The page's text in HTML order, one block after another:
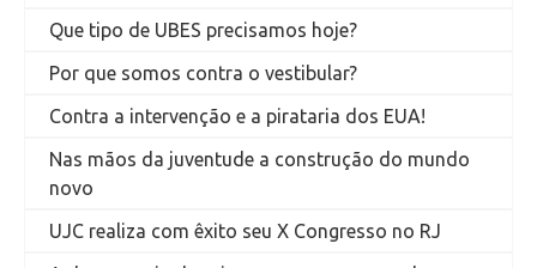
Que tipo de UBES precisamos hoje?
Por que somos contra o vestibular?
Contra a intervenção e a pirataria dos EUA!
Nas mãos da juventude a construção do mundo
novo
UJC realiza com êxito seu X Congresso no RJ